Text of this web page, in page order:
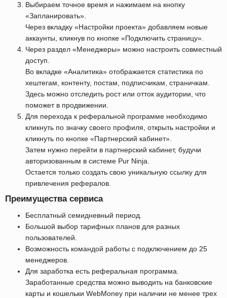
Выбираем точное время и нажимаем на кнопку
«Запланировать».
Через вкладку «Настройки проекта» добавляем новые
аккаунты, кликнув по кнопке «Подключить страницу».
Через раздел «Менеджеры» можно настроить совместный
доступ.
Во вкладке «Аналитика» отображается статистика по
хештегам, контенту, постам, подписчикам, страничкам.
Здесь можно отследить рост или отток аудитории, что
поможет в продвижении.
Для перехода к реферальной программе необходимо
кликнуть по значку своего профиля, открыть настройки и
кликнуть по кнопке «Партнерский кабинет».
Затем нужно перейти в партнерский кабинет, будучи
авторизованным в системе Pur Ninja.
Остается только создать свою уникальную ссылку для
привлечения рефералов.
Преимущества сервиса
Бесплатный семидневный период.
Большой выбор тарифных планов для разных
пользователей.
Возможность командой работы с подключением до 25
менеджеров.
Для заработка есть реферальная программа.
Заработанные средства можно выводить на банковские
карты и кошельки WebMoney при наличии не менее трех